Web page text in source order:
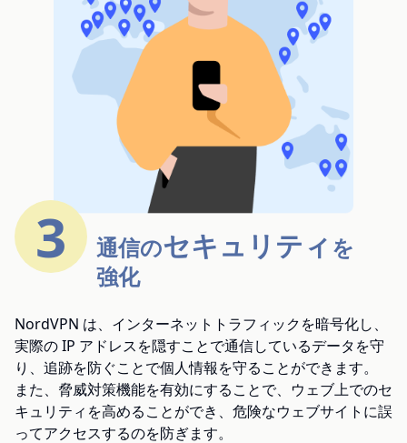
3 通信のセキュリティ を
強化
NordVPN は、インターネットトラフィックを暗号化し、
実際の IP アドレスを隠すことで通信しているデータを守
り、追跡を防ぐことで個人情報を守ることができます。
また、脅威対策機能を有効にすることで、ウェブ上でのセ
キュリティを高めることができ、危険なウェブサイトに誤
ってアクセスするのを防ぎます。